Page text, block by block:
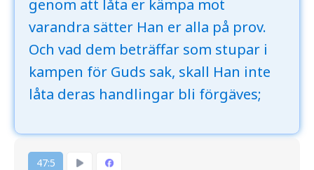
genom att låta er kämpa mot
varandra sätter Han er alla på prov.
Och vad dem beträffar som stupar i
kampen för Guds sak, skall Han inte
låta deras handlingar bli förgäves;
47:5